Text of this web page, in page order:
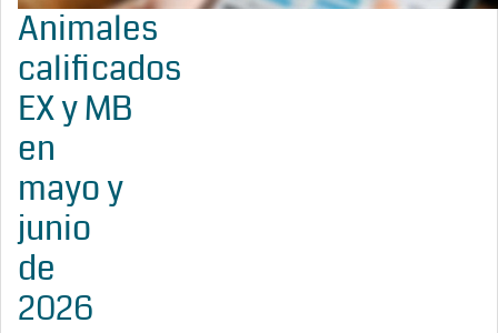
Animales
calificados
EX y MB
en
mayo y
junio
de
2026